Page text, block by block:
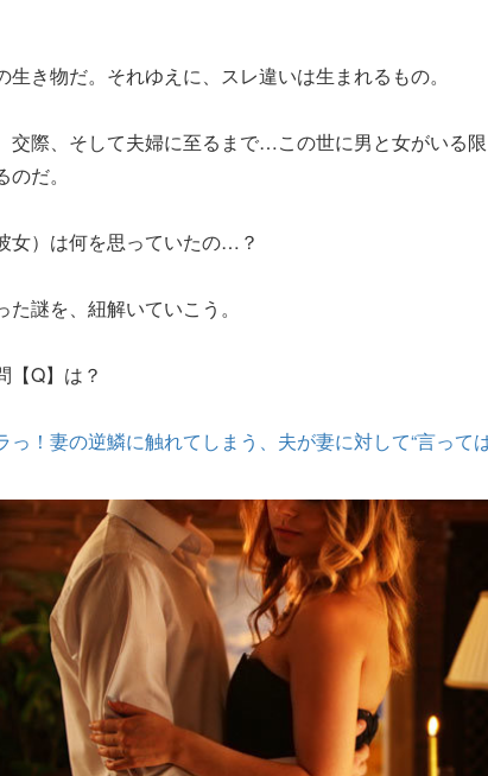
生き物だ。それゆえに、スレ違いは生まれるもの。
交際、そして夫婦に至るまで…この世に男と女がいる
だ。
女）は何を思っていたの…？
謎を、紐解いていこう。
【Q】は？
っ！妻の逆鱗に触れてしまう、夫が妻に対して“言って